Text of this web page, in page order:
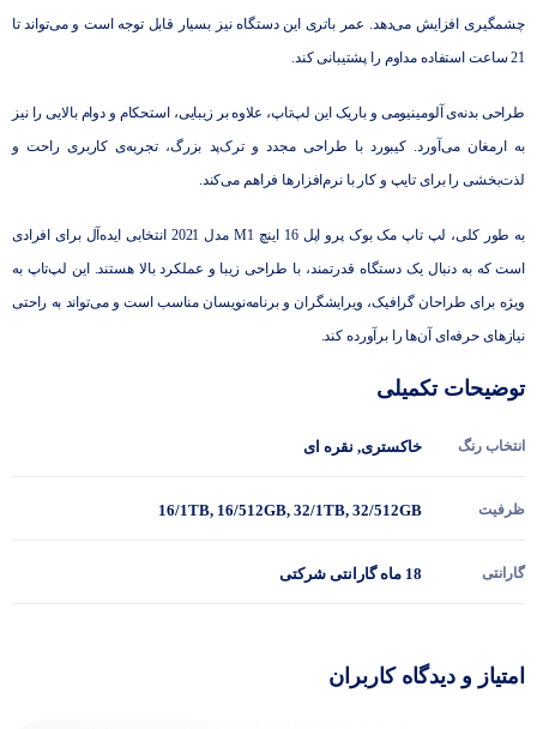
چشمگیری افزایش می‌دهد. عمر باتری این دستگاه نیز بسیار قابل توجه است و می‌تواند تا
21 ساعت استفاده مداوم را پشتیبانی کند.
طراحی بدنه‌ی آلومینیومی و باریک این لپ‌تاپ، علاوه بر زیبایی، استحکام و دوام بالایی را نیز
به ارمغان می‌آورد. کیبورد با طراحی مجدد و ترک‌پد بزرگ، تجربه‌ی کاربری راحت و
لذت‌بخشی را برای تایپ و کار با نرم‌افزارها فراهم می‌کند.
به طور کلی، لپ تاپ مک بوک پرو اپل 16 اینچ M1 مدل 2021 انتخابی ایده‌آل برای افرادی
است که به دنبال یک دستگاه قدرتمند، با طراحی زیبا و عملکرد بالا هستند. این لپ‌تاپ به
ویژه برای طراحان گرافیک، ویرایشگران و برنامه‌نویسان مناسب است و می‌تواند به راحتی
نیازهای حرفه‌ای آن‌ها را برآورده کند.
توضیحات تکمیلی
انتخاب رنگ خاکستری, نقره ای
ظرفیت 16/1TB, 16/512GB,32/1TB,32/512GB
گارانتی 18 ماه گارانتی شرکتی
امتیاز و دیدگاه کاربران